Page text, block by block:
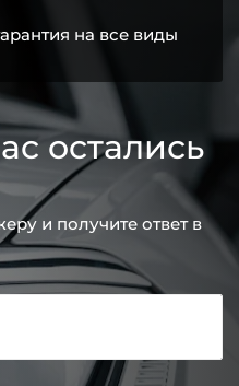
на все виды
остались
и получите ответ в